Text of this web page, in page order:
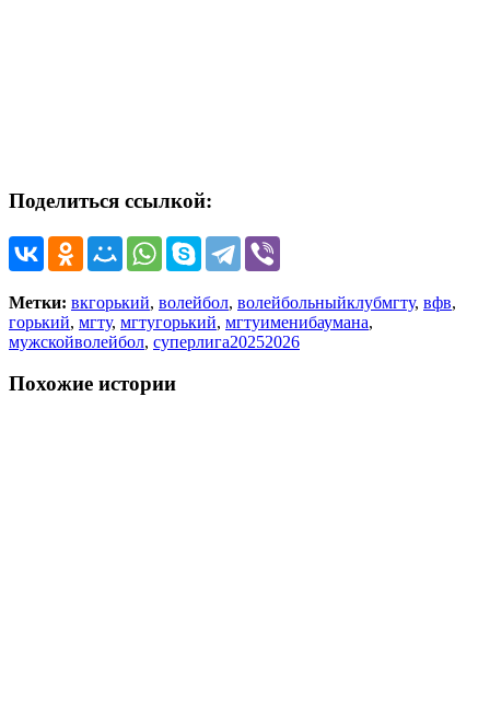
Поделиться ссылкой:
Метки: вкгорький, волейбол, волейбольныйклубмгту, вфв,
горький, мгту, мгтугорький, мгтуименибаумана,
мужскойволейбол, суперлига20252026
Похожие истории